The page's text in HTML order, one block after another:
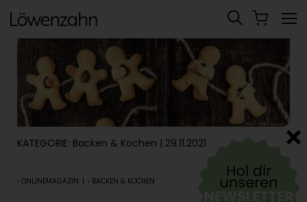
KATEGORIE: Backen & Kochen | 29.11.2021
‹ ONLINEMAGAZIN | ‹ BACKEN & KOCHEN